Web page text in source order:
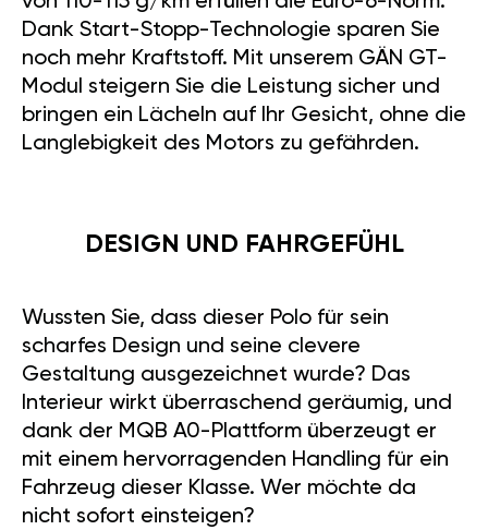
Dank Start-Stopp-Technologie sparen Sie
noch mehr Kraftstoff. Mit unserem GÄN GT-
Modul steigern Sie die Leistung sicher und
bringen ein Lächeln auf Ihr Gesicht, ohne die
Langlebigkeit des Motors zu gefährden.
DESIGN UND FAHRGEFÜHL
Wussten Sie, dass dieser Polo für sein
scharfes Design und seine clevere
Gestaltung ausgezeichnet wurde? Das
Interieur wirkt überraschend geräumig, und
dank der MQB A0-Plattform überzeugt er
mit einem hervorragenden Handling für ein
Fahrzeug dieser Klasse. Wer möchte da
nicht sofort einsteigen?